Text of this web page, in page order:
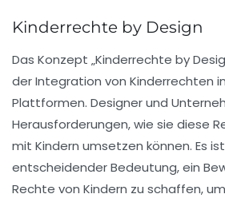
Kinderrechte by Design
Das Konzept „Kinderrechte by
der Integration von Kinderrechten
Plattformen. Designer und
Herausforderungen, wie sie diese
mit Kindern umsetzen können. Es
entscheidender Bedeutung, ein
Rechte von Kindern zu schaffen,